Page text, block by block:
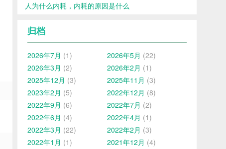
人为什么内耗，内耗的原因是什么
归档
2026年7月 (1) 2026年5月 (22)
2026年3月 (2) 2026年2月 (1)
2025年12月 (3) 2025年11月 (3)
2023年2月 (5) 2022年12月 (8)
2022年9月 (6) 2022年7月 (2)
2022年6月 (4) 2022年4月 (1)
2022年3月 (22) 2022年2月 (3)
2022年1月 (1) 2021年12月 (4)